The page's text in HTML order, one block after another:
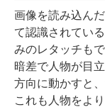
画像を読み込ん
て認識されてい
みのレタッチも
暗差で人物が目
方向に動かすと
これも人物をよ